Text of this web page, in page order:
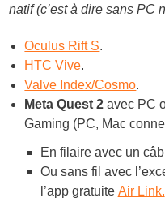
natif (c’est à dire sans PC
Oculus Rift S.
HTC Vive.
Valve Index/Cosmo.
Meta Quest 2 avec PC
Gaming (PC, Mac
En filaire avec un
Ou sans fil avec
l’app gratuite Air Link.